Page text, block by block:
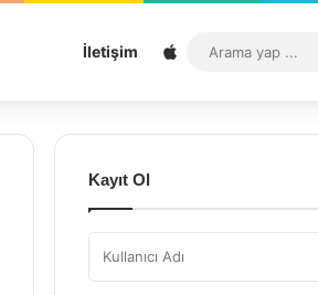
İletişim Sitemap
Kayıt Ol